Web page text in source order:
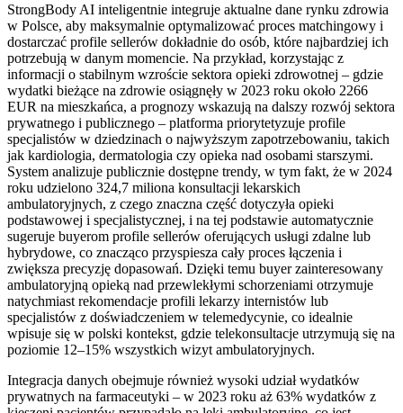
StrongBody AI inteligentnie integruje aktualne dane rynku zdrowia
w Polsce, aby maksymalnie optymalizować proces matchingowy i
dostarczać profile sellerów dokładnie do osób, które najbardziej ich
potrzebują w danym momencie. Na przykład, korzystając z
informacji o stabilnym wzroście sektora opieki zdrowotnej – gdzie
wydatki bieżące na zdrowie osiągnęły w 2023 roku około 2266
EUR na mieszkańca, a prognozy wskazują na dalszy rozwój sektora
prywatnego i publicznego – platforma priorytetyzuje profile
specjalistów w dziedzinach o najwyższym zapotrzebowaniu, takich
jak kardiologia, dermatologia czy opieka nad osobami starszymi.
System analizuje publicznie dostępne trendy, w tym fakt, że w 2024
roku udzielono 324,7 miliona konsultacji lekarskich
ambulatoryjnych, z czego znaczna część dotyczyła opieki
podstawowej i specjalistycznej, i na tej podstawie automatycznie
sugeruje buyerom profile sellerów oferujących usługi zdalne lub
hybrydowe, co znacząco przyspiesza cały proces łączenia i
zwiększa precyzję dopasowań. Dzięki temu buyer zainteresowany
ambulatoryjną opieką nad przewlekłymi schorzeniami otrzymuje
natychmiast rekomendacje profili lekarzy internistów lub
specjalistów z doświadczeniem w telemedycynie, co idealnie
wpisuje się w polski kontekst, gdzie telekonsultacje utrzymują się na
poziomie 12–15% wszystkich wizyt ambulatoryjnych.
Integracja danych obejmuje również wysoki udział wydatków
prywatnych na farmaceutyki – w 2023 roku aż 63% wydatków z